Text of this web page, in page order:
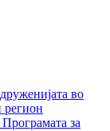
во
регион
за